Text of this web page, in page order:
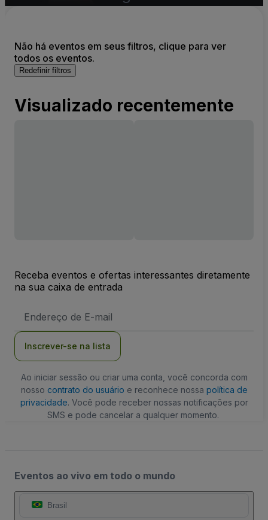
Não há eventos em seus filtros, clique para ver
todos os eventos.
Redefinir filtros
Visualizado recentemente
Receba eventos e ofertas interessantes diretamente
na sua caixa de entrada
de
Inscrever-se na lista
Ao iniciar sessão ou criar uma conta, você concorda com
nosso contrato do usuário e reconhece nossa política de
privacidade. Você pode receber nossas notificações por
SMS e pode cancelar a qualquer momento.
Eventos ao vivo em todo o mundo
Brasil